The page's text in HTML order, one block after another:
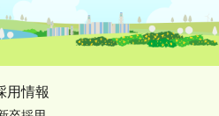
用情報